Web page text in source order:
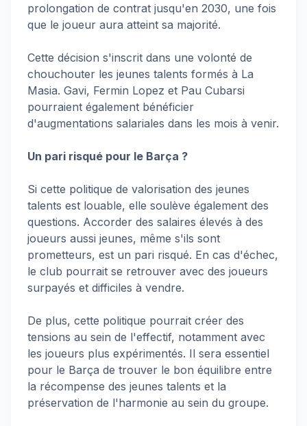
prolongation de contrat jusqu'en 2030, une fois
que le joueur aura atteint sa majorité.
Cette décision s'inscrit dans une volonté de
chouchouter les jeunes talents formés à La
Masia. Gavi, Fermin Lopez et Pau Cubarsi
pourraient également bénéficier
d'augmentations salariales dans les mois à venir.
Un pari risqué pour le Barça ?
Si cette politique de valorisation des jeunes
talents est louable, elle soulève également des
questions. Accorder des salaires élevés à des
joueurs aussi jeunes, même s'ils sont
prometteurs, est un pari risqué. En cas d'échec,
le club pourrait se retrouver avec des joueurs
surpayés et difficiles à vendre.
De plus, cette politique pourrait créer des
tensions au sein de l'effectif, notamment avec
les joueurs plus expérimentés. Il sera essentiel
pour le Barça de trouver le bon équilibre entre
la récompense des jeunes talents et la
préservation de l'harmonie au sein du groupe.